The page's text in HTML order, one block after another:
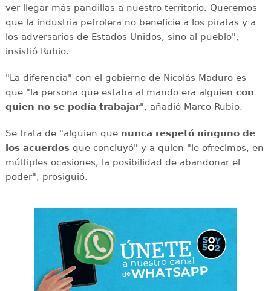
ver llegar más pandillas a nuestro territorio. Queremos
que la industria petrolera no beneficie a los piratas y a
los adversarios de Estados Unidos, sino al pueblo",
insistió Rubio.
"La diferencia" con el gobierno de Nicolás Maduro es
que "la persona que estaba al mando era alguien con
quien no se podía trabajar", añadió Marco Rubio.
Se trata de "alguien que nunca respetó ninguno de
los acuerdosque concluyó" y a quien "le ofrecimos, en
múltiples ocasiones, la posibilidad de abandonar el
poder", prosiguió.